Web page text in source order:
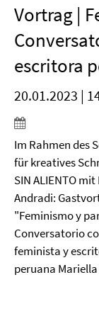
Vortrag |
escritora
20.01.2023 |
Im Rahmen des
für kreatives
SIN ALIENTO
Andradi:
"Feminismo y
Conversatorio
feminista y
peruana Mariella